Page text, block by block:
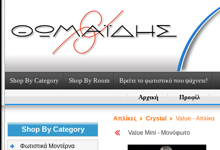
Shop By Category Shop By Room Βρείτε το φωτιστικό που ψάχνετε!
Αρχική Προφίλ
Shop By Category
Φωτιστικά Μοντέρνα
Απλίκες Crystal Value - Απλίκα
Value Mini - Μονόφωτο